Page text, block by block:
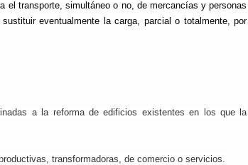
el transporte, simultáneo o no, de mercancías y personas
eventualmente la carga, parcial o totalmente, por
a la reforma de edificios existentes en los que la
transformadoras, de comercio o servicios.